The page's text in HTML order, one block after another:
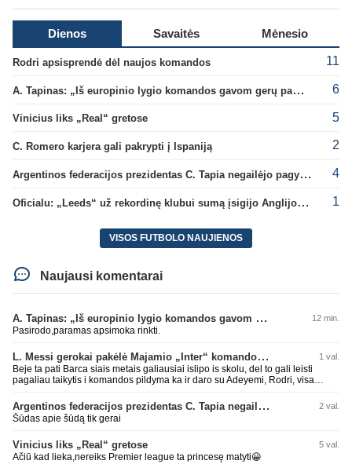
Dienos Savaitės Mėnesio
Rodri apsisprendė dėl naujos komandos 11
A. Tapinas: „Iš europinio lygio komandos gavom gerų pamokų“ 6
Vinicius liks „Real“ gretose 5
C. Romero karjera gali pakrypti į Ispaniją 2
Argentinos federacijos prezidentas C. Tapia negailėjo pagyrų G. Infantino 4
Oficialu: „Leeds“ už rekordinę klubui sumą įsigijo Anglijos rinktinės vartininką 1
VISOS FUTBOLO NAUJIENOS
Naujausi komentarai
A. Tapinas: „Iš europinio lygio komandos gavom gerų pamokų“ 12 min.
Pasirodo,paramas apsimoka rinkti.
L. Messi gerokai pakėlė Majamio „Inter“ komandos vertę 1 val.
Beje ta pati Barca siais metais galiausiai islipo is skolu, del to gali leisti
pagaliau taikytis i komandos pildyma ka ir daro su Adeyemi, Rodri, visa
Argentinos federacijos prezidentas C. Tapia negailėjo pagyrų G. Infantino 2 val.
Šūdas apie šūdą tik gerai
Vinicius liks „Real“ gretose 5 val.
Ačiū kad lieka,nereiks Premier league ta princesę matyti😀